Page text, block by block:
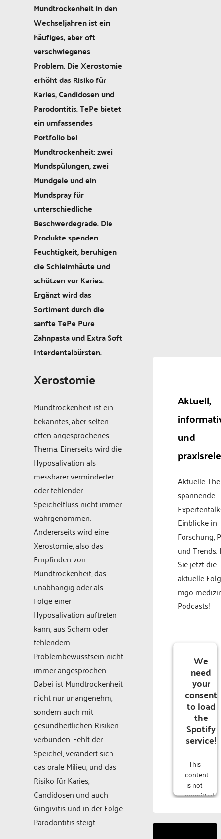
Mundtrockenheit in den
Wechseljahren ist ein
häufiges, aber oft
verschwiegenes
Problem. Die Xerostomie
erhöht das Risiko für
Karies, Candidosen und
Parodontitis. TePe bietet
ein umfassendes
Portfolio bei
Mundtrockenheit: zwei
Mundspülungen, zwei
Mundgele und ein
Mundspray für
unterschiedliche
Beschwerdegrade. Die
Produkte spenden
Feuchtigkeit, beruhigen
die Schleimhäute und
schützen vor Karies.
Ergänzt wird das
Sortiment durch die
sanfte TePe Pure
Zahnpasta und Extra Soft
Interdentalbürsten.
Xerostomie
Mundtrockenheit ist ein
bekanntes, aber selten
offen angesprochenes
Thema. Einerseits wird die
Hyposalivation als
messbarer verminderter
oder fehlender
Speichelfluss nicht immer
wahrgenommen.
Andererseits wird eine
Xerostomie, also das
Empfinden von
Mundtrockenheit, das
unabhängig oder als
Folge einer
Hyposalivation auftreten
kann, aus Scham oder
fehlendem
Problembewusstsein nicht
immer angesprochen.
Dabei ist Mundtrockenheit
nicht nur unangenehm,
sondern auch mit
gesundheitlichen Risiken
verbunden. Fehlt der
Speichel, verändert sich
das orale Milieu, und das
Risiko für Karies,
Candidosen und auch
Gingivitis und in der Folge
Parodontitis steigt.
Aktuell,
und
Aktuelle
spannende
Einblicke in
Forschung,
und Trends.
Sie jetzt die
aktuelle
mgo
Podcasts!
We
need
your
consent
to load
the
Spotify
service!
This
content
is not
permitted
due to